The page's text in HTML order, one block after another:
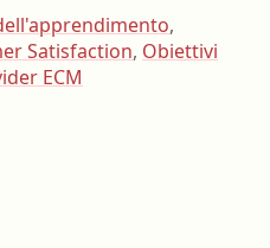
,
Satisfaction, Obiettivi
ECM